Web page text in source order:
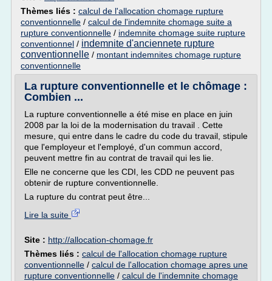
Thèmes liés : calcul de l'allocation chomage rupture
conventionnelle / calcul de l'indemnite chomage suite a
rupture conventionnelle / indemnite chomage suite rupture
conventionnel / indemnite d'anciennete rupture
conventionnelle / montant indemnites chomage rupture
conventionnelle
La rupture conventionnelle et le chômage :
Combien ...
La rupture conventionnelle a été mise en place en juin
2008 par la loi de la modernisation du travail . Cette
mesure, qui entre dans le cadre du code du travail, stipule
que l'employeur et l'employé, d'un commun accord,
peuvent mettre fin au contrat de travail qui les lie.
Elle ne concerne que les CDI, les CDD ne peuvent pas
obtenir de rupture conventionnelle.
La rupture du contrat peut être...
Lire la suite
Site : http://allocation-chomage.fr
Thèmes liés : calcul de l'allocation chomage rupture
conventionnelle / calcul de l'allocation chomage apres une
rupture conventionnelle / calcul de l'indemnite chomage